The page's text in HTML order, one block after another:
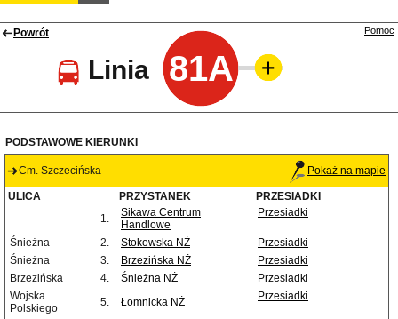
Powrót
Linia 81A
Pomoc
PODSTAWOWE KIERUNKI
Cm. Szczecińska Pokaż na mapie
ULICA PRZYSTANEK
PRZESIADKI
1.
Sikawa Centrum
Handlowe
Przesiadki
Śnieżna 2. Stokowska NŻ
Przesiadki
Śnieżna
3. Brzezińska NŻ
Przesiadki
Brzezińska
4. Śnieżna NŻ
Przesiadki
Wojska
Polskiego
5. Łomnicka NŻ Przesiadki